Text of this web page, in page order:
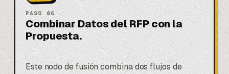
PASO 06
Combinar Datos del RFP con la
Propuesta.
Este nodo de fusión combina dos flujos de